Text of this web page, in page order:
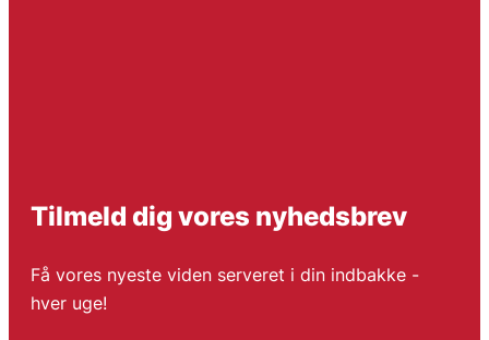
Tilmeld dig vores nyhedsbrev
Få vores nyeste viden serveret i din indbakke -
hver uge!